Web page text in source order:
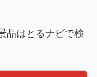
品はとるナビで検